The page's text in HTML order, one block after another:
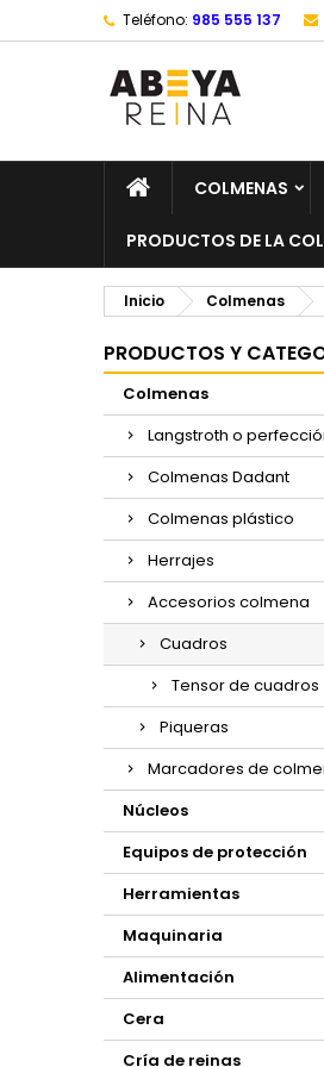
Teléfono: 985 555 137
COLMENAS
PRODUCTOS DE LA
Inicio Colmenas
PRODUCTOS Y
Colmenas
Langstroth o
Colmenas Dadant
Colmenas plástico
Herrajes
Accesorios colmena
Cuadros
Tensor de cuadros
Piqueras
Marcadores de
Núcleos
Equipos de protección
Herramientas
Maquinaria
Alimentación
Cera
Cría de reinas